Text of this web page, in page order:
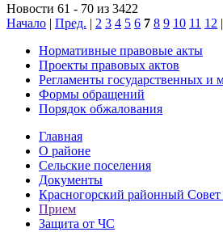
Новости 61 - 70 из 3422
Начало | Пред. | 2 3 4 5 6 7 8 9 10 11 12 |
Нормативные правовые акты
Проекты правовых актов
Регламенты государственных и
Формы обращений
Порядок обжалования
Главная
О районе
Сельские поселения
Документы
Красногорский районный Совет
Прием
Защита от ЧС